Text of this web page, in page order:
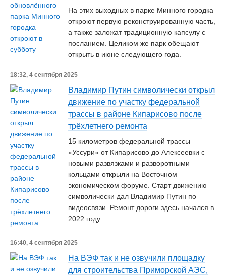
На этих выходных в парке Минного городка
откроют первую реконструированную часть,
а также заложат традиционную капсулу с
посланием. Целиком же парк обещают
открыть в июне следующего года.
18:32, 4 сентября 2025
Владимир Путин символически открыл
движение по участку федеральной
трассы в районе Кипарисово после
трёхлетнего ремонта
15 километров федеральной трассы
«Уссури» от Кипарисово до Алексеевки с
новыми развязками и разворотными
кольцами открыли на Восточном
экономическом форуме. Старт движению
символически дал Владимир Путин по
видеосвязи. Ремонт дороги здесь начался в
2022 году.
16:40, 4 сентября 2025
На ВЭФ так и не озвучили площадку
для строительства Приморской АЭС,